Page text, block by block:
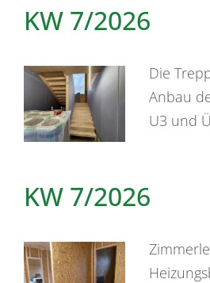
KW 7/2026
Die
Anbau
U3 und
KW 7/2026